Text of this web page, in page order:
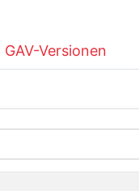
GAV-Versionen